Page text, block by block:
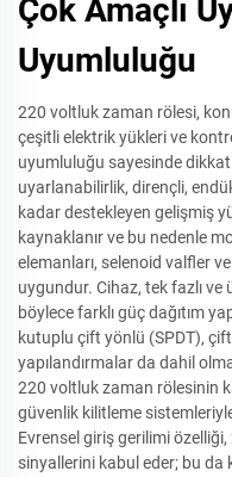
Çok Amaçlı
Uyumluluğu
220 voltluk zaman rölesi,
çeşitli elektrik yükleri ve
uyumluluğu sayesinde
uyarlanabilirlik, dirençli,
kadar destekleyen gelişmiş
kaynaklanır ve bu nedenle
elemanları, selenoid valfler
uygundur. Cihaz, tek fazlı ve
böylece farklı güç dağıtım
kutuplu çift yönlü (SPDT),
yapılandırmalar da dahil
220 voltluk zaman rölesinin
güvenlik kilitleme
Evrensel giriş gerilimi
sinyallerini kabul eder; bu da